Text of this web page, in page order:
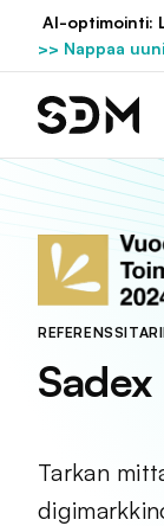
Hyppää
sisältöön
AI-optimointi:
>> Nappaa
Sadex
Tarkan